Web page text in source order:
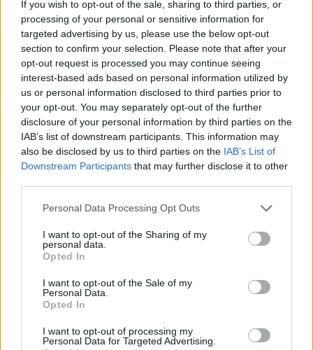
If you wish to opt-out of the sale, sharing to third parties, or
processing of your personal or sensitive information for
targeted advertising by us, please use the below opt-out
section to confirm your selection. Please note that after your
opt-out request is processed you may continue seeing
interest-based ads based on personal information utilized by
us or personal information disclosed to third parties prior to
your opt-out. You may separately opt-out of the further
disclosure of your personal information by third parties on the
IAB’s list of downstream participants. This information may
also be disclosed by us to third parties on the IAB’s List of
Downstream Participants that may further disclose it to other
Personal Data Processing Opt Outs
I want to opt-out of the Sharing of my
personal data.
Opted In
I want to opt-out of the Sale of my
Personal Data.
Opted In
I want to opt-out of processing my
Personal Data for Targeted Advertising.
Εσύ μπήκες στο E-Daily.gr; Τα νέα της ημέρας
και ότι σου κάνει κλικ!
Ακολουθήστε το E-Radio.gr και στο Instagram
ΔΙΑΦΗΜΙΣΗ